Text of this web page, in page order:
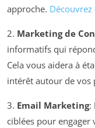
approche.
2. Marketing de
informatifs qui
Cela vous aidera à
intérêt autour de vos
3. Email Marketing:
ciblées pour engager